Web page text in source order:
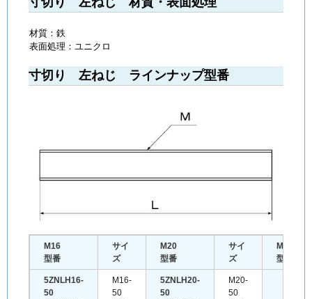
材質：鉄
表面処理：ユニクロ
寸切り 左ねじ ラインナップ型番
M16
型番
サイ
ズ
M20
型番
サイ
ズ
M22
型番
5ZNLH16-
50
M16-
50
5ZNLH20-
50
M20-
50